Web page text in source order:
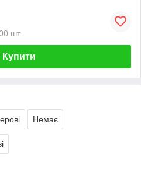
шт.
Купити
Немає